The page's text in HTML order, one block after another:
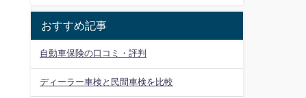
おすすめ記事
自動車保険の口コミ・評判
ディーラー車検と民間車検を比較